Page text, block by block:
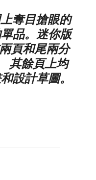
奪目搶眼的
品。迷你版
頁和尾兩分
其餘頁上均
設計草圖。